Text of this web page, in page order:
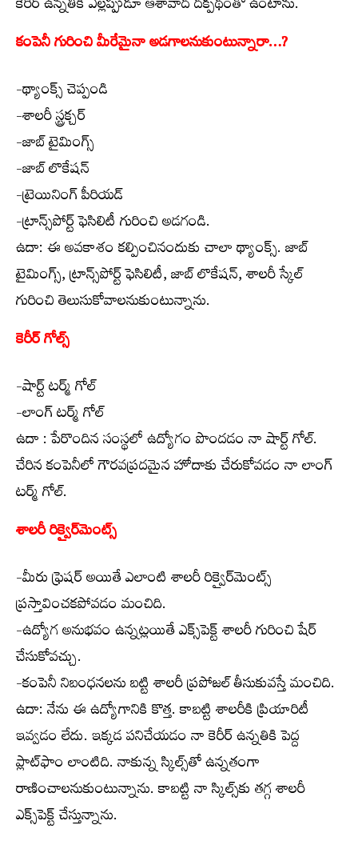
కెరీర్ ఉన్నతికి ఎల్లప్పుడూ ఆశావాద దక్పథంతో ఉంటాను.
కంపెనీ గురించి మీరేమైనా అడగాలనుకుంటున్నారా…?
-థ్యాంక్స్ చెప్పండి
-శాలరీ స్ట్రక్చర్
-జాబ్ టైమింగ్స్
-జాబ్ లొకేషన్
-ట్రెయినింగ్ పీరియడ్
-ట్రాన్స్‌పోర్ట్ ఫెసిలిటీ గురించి అడగండి.
ఉదా: ఈ అవకాశం కల్పించినందుకు చాలా థ్యాంక్స్. జాబ్
టైమింగ్స్, ట్రాన్స్‌పోర్ట్ ఫెసిలిటీ, జాబ్ లొకేషన్, శాలరీ స్కేల్
గురించి తెలుసుకోవాలనుకుంటున్నాను.
కెరీర్ గోల్స్
-షార్ట్ టర్మ్ గోల్
-లాంగ్ టర్మ్ గోల్
ఉదా : పేరొందిన సంస్థలో ఉద్యోగం పొందడం నా షార్ట్ గోల్.
చేరిన కంపెనీలో గౌరవప్రదమైన హోదాకు చేరుకోవడం నా లాంగ్
టర్మ్ గోల్.
శాలరీ రిక్వైర్‌మెంట్స్
-మీరు ఫ్రెషర్ అయితే ఎలాంటి శాలరీ రిక్వైర్‌మెంట్స్
ప్రస్తావించకపోవడం మంచిది.
-ఉద్యోగ అనుభవం ఉన్నట్లయితే ఎక్స్‌పెక్ట్ శాలరీ గురించి షేర్
చేసుకోవచ్చు.
-కంపెనీ నిబంధనలను బట్టి శాలరీ ప్రపోజల్ తీసుకువస్తే మంచిది.
ఉదా: నేను ఈ ఉద్యోగానికి కొత్త. కాబట్టి శాలరీకి ప్రియారిటీ
ఇవ్వడం లేదు. ఇక్కడ పనిచేయడం నా కెరీర్ ఉన్నతికి పెద్ద
ప్లాట్‌ఫాం లాంటిది. నాకున్న స్కిల్స్‌తో ఉన్నతంగా
రాణించాలనుకుంటున్నాను. కాబట్టి నా స్కిల్స్‌కు తగ్గ శాలరీ
ఎక్స్‌పెక్ట్ చేస్తున్నాను.